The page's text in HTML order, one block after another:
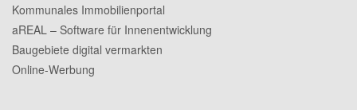
Kommunales Immobilienportal
aREAL – Software für Innenentwicklung
Baugebiete digital vermarkten
Online-Werbung